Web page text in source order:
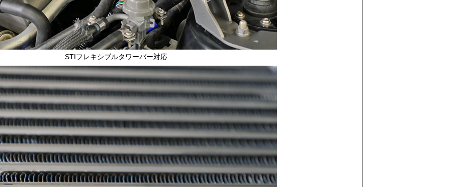
STIフレキシブルタワーバー対応